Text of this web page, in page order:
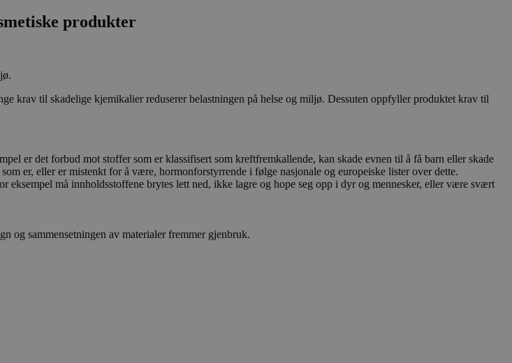
produkter
krav til skadelige kjemikalier reduserer belastningen på helse og miljø. Dessuten oppfyller produktet krav til
er det forbud mot stoffer som er klassifisert som kreftfremkallende, kan skade evnen til å få barn eller skade
er, eller er mistenkt for å være, hormonforstyrrende i følge nasjonale og europeiske lister over dette.
må innholdsstoffene brytes lett ned, ikke lagre og hope seg opp i dyr og mennesker, eller være svært
og sammensetningen av materialer fremmer gjenbruk.